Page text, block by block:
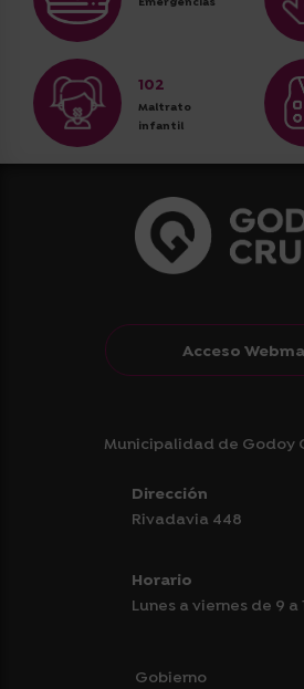
102
Maltrato
infantil
Acceso
Municipalidad de Godoy
Dirección
Rivadavia 448
Horario
Lunes a viernes de 9 a
Gobierno